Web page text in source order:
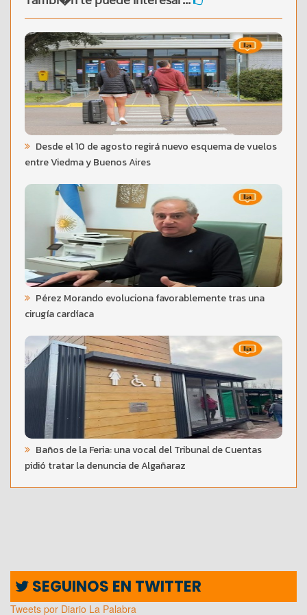
Desde el 10 de agosto regirá nuevo esquema de vuelos
entre Viedma y Buenos Aires
Pérez Morando evoluciona favorablemente tras una
cirugía cardíaca
Baños de la Feria: una vocal del Tribunal de Cuentas
pidió tratar la denuncia de Algañaraz
SEGUINOS EN TWITTER
Tweets por Diario La Palabra